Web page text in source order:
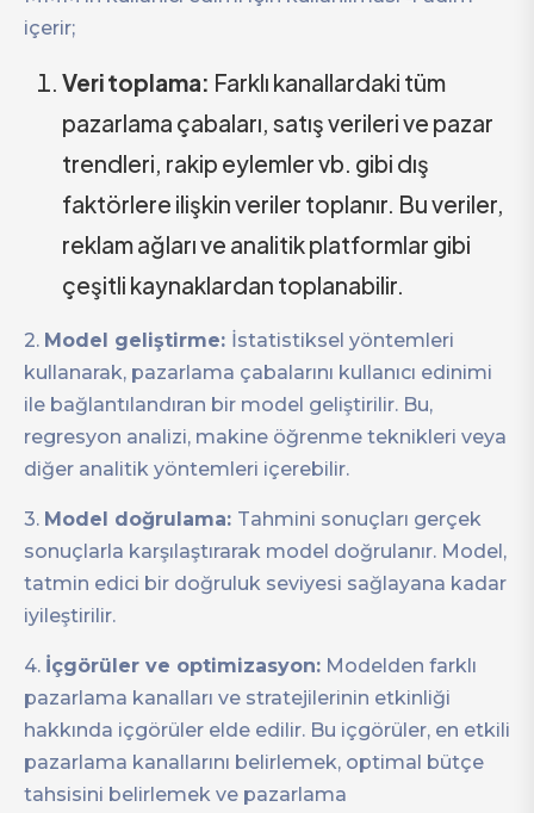
içerir;
Veri toplama: Farklı kanallardaki tüm
pazarlama çabaları, satış verileri ve pazar
trendleri, rakip eylemler vb. gibi dış
faktörlere ilişkin veriler toplanır. Bu veriler,
reklam ağları ve analitik platformlar gibi
çeşitli kaynaklardan toplanabilir.
2. Model geliştirme: İstatistiksel yöntemleri
kullanarak, pazarlama çabalarını kullanıcı edinimi
ile bağlantılandıran bir model geliştirilir. Bu,
regresyon analizi, makine öğrenme teknikleri veya
diğer analitik yöntemleri içerebilir.
3. Model doğrulama: Tahmini sonuçları gerçek
sonuçlarla karşılaştırarak model doğrulanır. Model,
tatmin edici bir doğruluk seviyesi sağlayana kadar
iyileştirilir.
4. İçgörüler ve optimizasyon: Modelden farklı
pazarlama kanalları ve stratejilerinin etkinliği
hakkında içgörüler elde edilir. Bu içgörüler, en etkili
pazarlama kanallarını belirlemek, optimal bütçe
tahsisini belirlemek ve pazarlama